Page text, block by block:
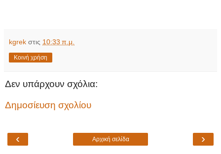
kgrek στις 10:33 π.μ.
Κοινή χρήση
Δεν υπάρχουν σχόλια:
Δημοσίευση σχολίου
‹ ›
Αρχική σελίδα